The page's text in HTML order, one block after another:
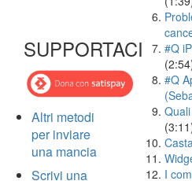
SUPPORTACI
Altri metodi
per inviare
una mancia
Scrivi una
#Q
#Q
I